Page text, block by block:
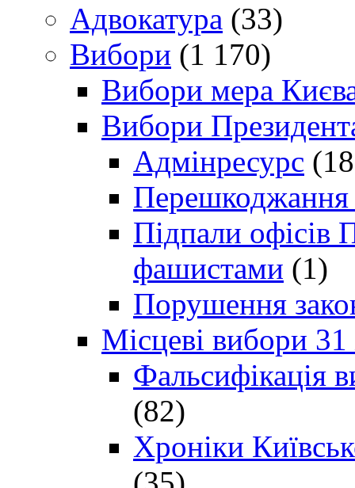
Адвокатура (33)
Вибори (1 170)
Вибори мера
Вибори
Адмінресурс
Перешкоджання
Підпали офісів
фашистами (1)
Порушення
Місцеві вибори
Фальсифікація
(82)
Хроніки